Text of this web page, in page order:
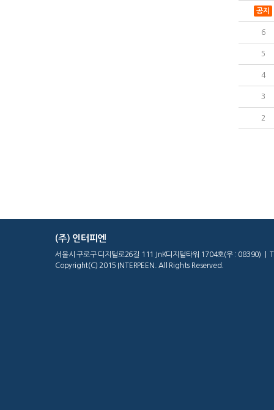
공지
6
5
4
3
2
(주) 인터피엔
서울시 구로구 디지털로26길 111 JnK디지털타워 1704호(우 :
Copyright(C) 2015 INTERPEEN. All Rights Reserved.